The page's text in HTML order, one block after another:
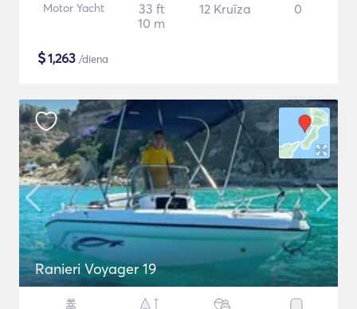
Motor Yacht
33 ft
10 m
12 Kruīza 0
$1,263 /diena
Ranieri Voyager 19